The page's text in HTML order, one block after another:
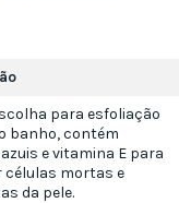
para esfoliação
banho, contém
e vitamina E para
células mortas e
da pele.